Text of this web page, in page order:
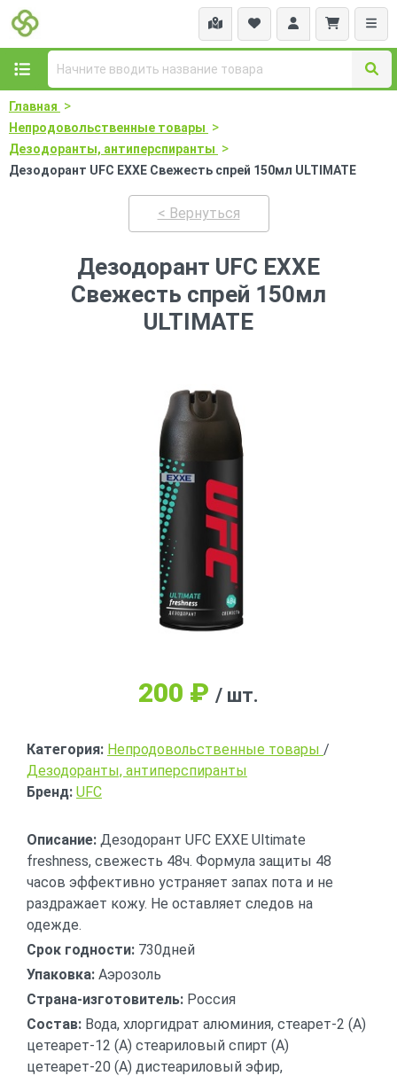
Главная >
Непродовольственные товары >
Дезодоранты, антиперспиранты >
Дезодорант UFC EXXE Свежесть спрей 150мл ULTIMATE
< Вернуться
Дезодорант UFC EXXE
Свежесть спрей 150мл
ULTIMATE
200 ₽ / шт.
Категория: Непродовольственные товары /
Дезодоранты, антиперспиранты
Бренд: UFC
Описание: Дезодорант UFC EXXE Ultimate
freshness, свежесть 48ч. Формула защиты 48
часов эффективно устраняет запах пота и не
раздражает кожу. Не оставляет следов на
одежде.
Срок годности: 730дней
Упаковка: Аэрозоль
Страна-изготовитель: Россия
Состав: Вода, хлоргидрат алюминия, стеарет-2 (А)
цетеарет-12 (А) стеариловый спирт (А)
цетеарет-20 (А) дистеариловый эфир,